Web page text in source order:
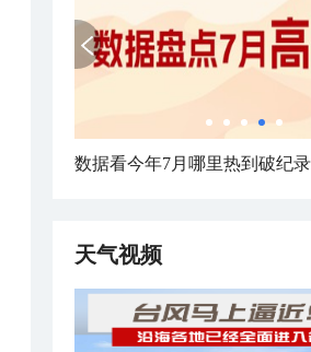
天气视频